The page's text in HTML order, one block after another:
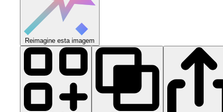
Reimagine esta imagem